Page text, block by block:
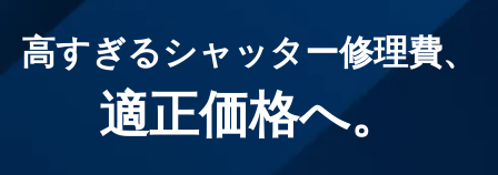
高すぎるシャッター修理費、
適正価格へ。